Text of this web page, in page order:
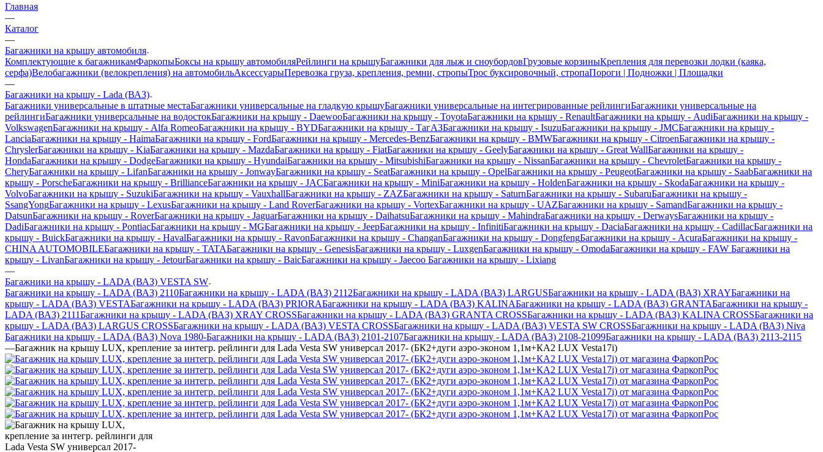
Главная
—
Каталог
—
Багажники на крышу автомобиля
Комплектующие к багажникамФаркопыБоксы на крышу автомобиляРейлинги на крышуБагажники для лыж и сноубордовГрузовые корзиныКрепления для перевозки лодки (каяка,
серфа)Велобагажники (велокрепления) на автомобильАксессуарыПеревозка груза, крепления, ремни, стропыТрос буксировочный, стропаПороги | Подножки | Площадки
—
Багажники на крышу - Lada (ВАЗ)
Багажники универсальные в штатные местаБагажники универсальные на гладкую крышуБагажники универсальные на интегрированные рейлингиБагажники универсальные на
рейлингиБагажники универсальные на водостокБагажники на крышу - DaewooБагажники на крышу - ToyotaБагажники на крышу - RenaultБагажники на крышу - AudiБагажники на крышу -
VolkswagenБагажники на крышу - Alfa RomeoБагажники на крышу - BYDБагажники на крышу - ТагАЗБагажники на крышу - IsuzuБагажники на крышу - JMCБагажники на крышу -
LanciaБагажники на крышу - HaimaБагажники на крышу - FordБагажники на крышу - Mercedes-BenzБагажники на крышу - BMWБагажники на крышу - CitroenБагажники на крышу -
ChryslerБагажники на крышу - KiaБагажники на крышу - MazdaБагажники на крышу - FiatБагажники на крышу - GeelyБагажники на крышу - Great WallБагажники на крышу -
HondaБагажники на крышу - DodgeБагажники на крышу - HyundaiБагажники на крышу - MitsubishiБагажники на крышу - NissanБагажники на крышу - ChevroletБагажники на крышу -
CheryБагажники на крышу - LifanБагажники на крышу - JonwayБагажники на крышу - SeatБагажники на крышу - OpelБагажники на крышу - PeugeotБагажники на крышу - SaabБагажники на
крышу - PorscheБагажники на крышу - BrillianceБагажники на крышу - JACБагажники на крышу - MiniБагажники на крышу - HoldenБагажники на крышу - SkodaБагажники на крышу -
VolvoБагажники на крышу - SuzukiБагажники на крышу - VauxhallБагажники на крышу - ZAZБагажники на крышу - SaturnБагажники на крышу - SubaruБагажники на крышу -
SsangYongБагажники на крышу - LexusБагажники на крышу - Land RoverБагажники на крышу - VortexБагажники на крышу - UAZБагажники на крышу - SamandБагажники на крышу -
DatsunБагажники на крышу - RoverБагажники на крышу - JaguarБагажники на крышу - DaihatsuБагажники на крышу - MahindraБагажники на крышу - DerwaysБагажники на крышу -
DadiБагажники на крышу - PontiacБагажники на крышу - MGБагажники на крышу - JeepБагажники на крышу - InfinitiБагажники на крышу - DaciaБагажники на крышу - CadillacБагажники на
крышу - BuickБагажники на крышу - HavalБагажники на крышу - RavonБагажники на крышу - ChanganБагажники на крышу - DongfengБагажники на крышу - AcuraБагажники на крышу -
CHINA AUTOMOBILEБагажники на крышу - TATAБагажники на крышу - GenesisБагажники на крышу - LuxgenБагажники на крышу - OmodaБагажники на крышу - FAW Багажники на
крышу - LivanБагажники на крышу - JetourБагажники на крышу - BaicБагажники на крышу - Jaecoo Багажники на крышу - Lixiang
—
Багажники на крышу - LADA (ВАЗ) VESTA SW
Багажники на крышу - LADA (ВАЗ) 2110Багажники на крышу - LADA (ВАЗ) 2112Багажники на крышу - LADA (ВАЗ) LARGUSБагажники на крышу - LADA (ВАЗ) XRAYБагажники на
крышу - LADA (ВАЗ) VESTAБагажники на крышу - LADA (ВАЗ) PRIORAБагажники на крышу - LADA (ВАЗ) KALINAБагажники на крышу - LADA (ВАЗ) GRANTAБагажники на крышу -
LADA (ВАЗ) 2111Багажники на крышу - LADA (ВАЗ) XRAY CROSSБагажники на крышу - LADA (ВАЗ) GRANTA CROSSБагажники на крышу - LADA (ВАЗ) KALINA CROSSБагажники на
крышу - LADA (ВАЗ) LARGUS CROSSБагажники на крышу - LADA (ВАЗ) VESTA CROSSБагажники на крышу - LADA (ВАЗ) VESTA SW CROSSБагажники на крышу - LADA (ВАЗ) Niva
Багажники на крышу - LADA (ВАЗ) Nova 1980-Багажники на крышу - LADA (ВАЗ) 2101-2107Багажники на крышу - LADA (ВАЗ) 2108-21099Багажники на крышу - LADA (ВАЗ) 2113-2115
—Багажник на крышу LUX, крепление за интегр. рейлинги для Lada Vesta SW универсал 2017- (БК2+дуги аэро-эконом 1,1м+КА2 LUX Vesta17i)